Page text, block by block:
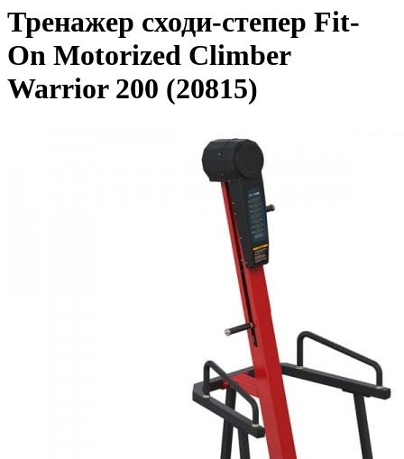
Тренажер сходи-степер Fit-
On Motorized Climber
Warrior 200 (20815)